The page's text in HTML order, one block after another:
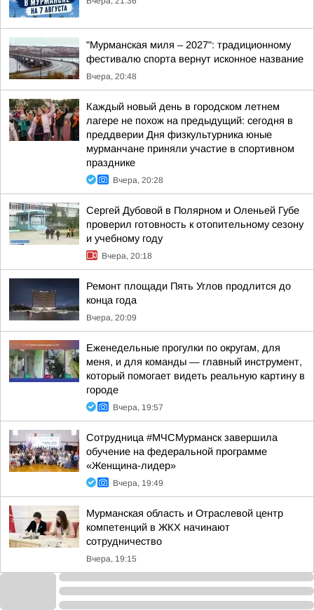
"Мурманская миля – 2027": традиционному
фестивалю спорта вернут исконное название
Вчера, 20:48
Каждый новый день в городском летнем
лагере не похож на предыдущий: сегодня в
преддверии Дня физкультурника юные
мурманчане приняли участие в спортивном
празднике
Вчера, 20:28
Сергей Дубовой в Полярном и Оленьей Губе
проверил готовность к отопительному сезону
и учебному году
Вчера, 20:18
Ремонт площади Пять Углов продлится до
конца года
Вчера, 20:09
Еженедельные прогулки по округам, для
меня, и для команды — главный инструмент,
который помогает видеть реальную картину в
городе
Вчера, 19:57
Сотрудница #МЧСМурманск завершила
обучение на федеральной программе
«Женщина-лидер»
Вчера, 19:49
Мурманская область и Отраслевой центр
компетенций в ЖКХ начинают
сотрудничество
Вчера, 19:15